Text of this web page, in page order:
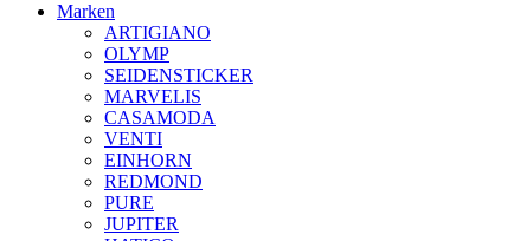
Marken
ARTIGIANO
OLYMP
SEIDENSTICKER
MARVELIS
CASAMODA
VENTI
EINHORN
REDMOND
PURE
JUPITER